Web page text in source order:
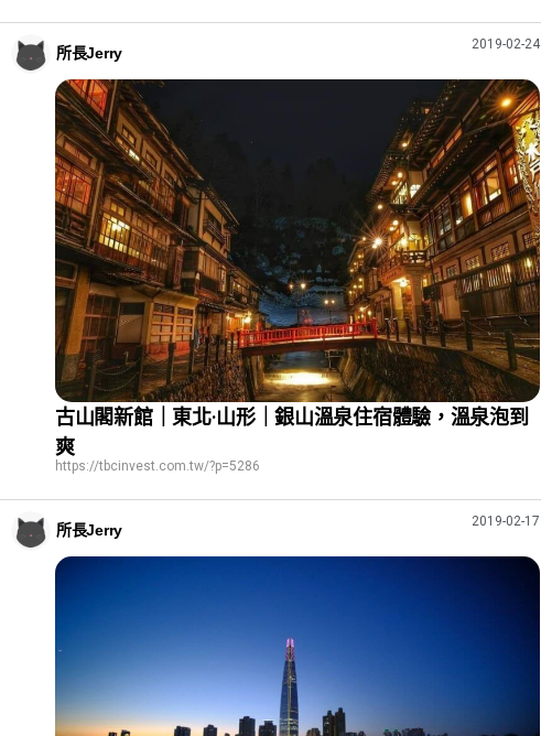
所長Jerry
2019-02-24
古山閣新館｜東北·山形｜銀山溫泉住宿體驗，溫泉泡到
爽
https://tbcinvest.com.tw/?p=5286
所長Jerry
2019-02-17